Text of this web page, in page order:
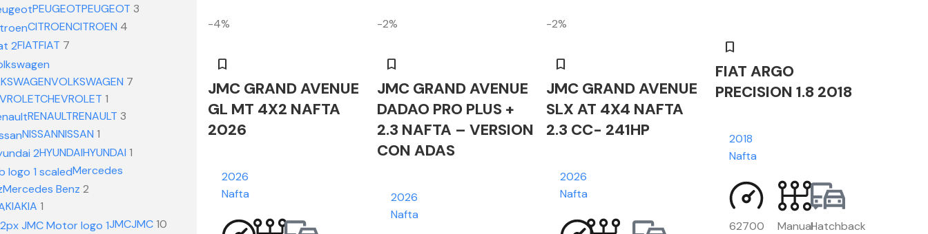
PEUGEOTPEUGEOT 3
CITROENCITROEN 4
FIATFIAT 7
VOLKSWAGEN 7
CHEVROLET 1
RENAULTRENAULT 3
NISSANNISSAN 1
HYUNDAIHYUNDAI 1
Mercedes
Mercedes Benz 2
KIAKIA 1
JMCJMC 10
-4%
JMC GRAND AVENUE
GL MT 4X2 NAFTA
2026
2026
Nafta
-2%
JMC GRAND AVENUE
DADAO PRO PLUS +
2.3 NAFTA – VERSION
CON ADAS
2026
Nafta
-2%
JMC GRAND AVENUE
SLX AT 4X4 NAFTA
2.3 CC- 241HP
2026
Nafta
FIAT ARGO
PRECISION 1.8 2018
2018
Nafta
62700
ManualHatchback